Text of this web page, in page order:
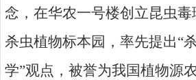
念，在华农一号楼创立昆虫
杀虫植物标本园，率先提出“
学”观点，被誉为我国植物源